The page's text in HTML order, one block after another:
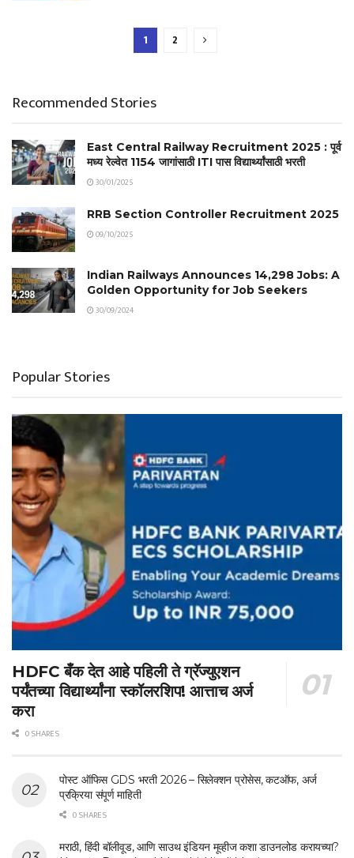
1 2
Recommended Stories
East Central Railway Recruitment 2025 : पूर्व
मध्य रेल्वेत 1154 जागांसाठी ITI पास विद्यार्थ्यांसाठी भरती
30/01/2025
RRB Section Controller Recruitment 2025
09/10/2025
Indian Railways Announces 14,298 Jobs: A
Golden Opportunity for Job Seekers
30/09/2024
Popular Stories
HDFC बँक देत आहे पहिली ते ग्रॅज्युएशन
पर्यंतच्या विद्यार्थ्यांना स्कॉलरशिप! आत्ताच अर्ज
करा
0 SHARES
पोस्ट ऑफिस GDS भरती 2026 – सिलेक्शन प्रोसेस, कटऑफ, अर्ज
प्रक्रिया संपूर्ण माहिती
0 SHARES
मराठी, हिंदी बॉलीवूड, आणि साउथ इंडियन मूव्हीज कशा डाउनलोड करायच्या?